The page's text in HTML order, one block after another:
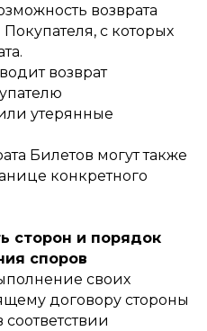
возврата
с которых
возврат
утерянные
Билетов могут также
конкретного
сторон и порядок
споров
своих
договору стороны
соответствии